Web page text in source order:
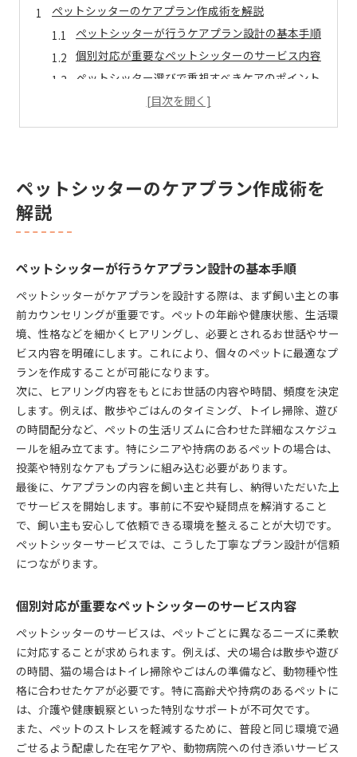
ペットシッターのケアプラン作成術を解説
ペットシッターが行うケアプラン設計の基本手順
個別対応が重要なペットシッターのサービス内容
ペットシッター選びで重視すべきケアのポイント
訪問型ペットシッターのケアプラン活用法とは
サービス内容比較で見極めるペットシッターの質
訪問型で叶うペットケアプランの魅力
訪問ペットシッターが提供する安心ケアプラン
在宅で受けられるペットシッターの利点を解説
ペットシッターによるストレス軽減の実践方法
個別ケアに強い訪問型ペットシッターの特徴
ペットシッターの訪問サービスで叶う健康管理
高級ペットシッターのサービス内容を深掘り
高級ペットシッターならではの特別なケアプラン
高級ペットシッターのサービス内容と魅力
プロのペットシッターが実践する上質なケア例
高級志向の飼い主向けペットシッター活用法
高級ペットシッターのケアプラン比較ポイント
老犬や体調管理にも安心なケアプラン設計
老犬向けペットシッターのケアプラン実例紹介
ペットシッターの専門スキルが光る介護ケア
シニアペットも安心のペットシッターサービス
ペットシッターによる健康チェックのポイント
投薬や病院付き添い対応のシッター活用術
ペットシッターの投薬サポートと注意点
病院付き添い対応が可能なペットシッター活用法
投薬や注射時のペットシッターの安全管理
ペットシッターのケアプラン作成術を
解説
ペットシッターが行うケアプラン設計の基本手順
ペットシッターがケアプランを設計する際は、まず飼い主との事
前カウンセリングが重要です。ペットの年齢や健康状態、生活環
境、性格などを細かくヒアリングし、必要とされるお世話やサー
ビス内容を明確にします。これにより、個々のペットに最適なプ
ランを作成することが可能になります。
次に、ヒアリング内容をもとにお世話の内容や時間、頻度を決定
します。例えば、散歩やごはんのタイミング、トイレ掃除、遊び
の時間配分など、ペットの生活リズムに合わせた詳細なスケジュ
ールを組み立てます。特にシニアや持病のあるペットの場合は、
投薬や特別なケアもプランに組み込む必要があります。
最後に、ケアプランの内容を飼い主と共有し、納得いただいた上
でサービスを開始します。事前に不安や疑問点を解消すること
で、飼い主も安心して依頼できる環境を整えることが大切です。
ペットシッターサービスでは、こうした丁寧なプラン設計が信頼
につながります。
個別対応が重要なペットシッターのサービス内容
ペットシッターのサービスは、ペットごとに異なるニーズに柔軟
に対応することが求められます。例えば、犬の場合は散歩や遊び
の時間、猫の場合はトイレ掃除やごはんの準備など、動物種や性
格に合わせたケアが必要です。特に高齢犬や持病のあるペットに
は、介護や健康観察といった特別なサポートが不可欠です。
また、ペットのストレスを軽減するために、普段と同じ環境で過
ごせるよう配慮した在宅ケアや、動物病院への付き添いサービス